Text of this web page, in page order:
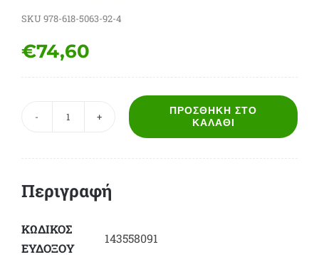
SKU 978-618-5063-92-4
€74,60
Οδηγός
Εισαγωγή
Python
ποσότητα
ΠΡΟΣΘΉΚΗ ΣΤΟ
ΚΑΛΆΘΙ
Περιγραφή
ΚΩΔΙΚΟΣ
ΕΥΔΟΞΟY
143558091